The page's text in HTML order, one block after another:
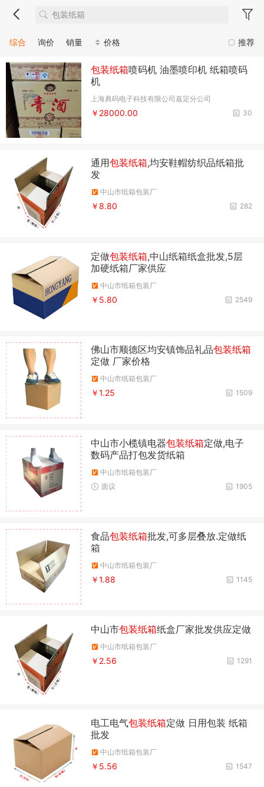
推荐
综合 询价 销量 价格
包装纸箱喷码机 油墨喷印机 纸箱喷码
机
上海典码电子科技有限公司嘉定分公司
30
￥28000.00
通用包装纸箱,均安鞋帽纺织品纸箱批
发
中山市纸箱包装厂
282
￥8.80
定做包装纸箱,中山纸箱纸盒批发,5层
加硬纸箱厂家供应
中山市纸箱包装厂
2549
￥5.80
佛山市顺德区均安镇饰品礼品包装纸箱
定做 厂家价格
中山市纸箱包装厂
1509
￥1.25
中山市小榄镇电器包装纸箱定做,电子
数码产品打包发货纸箱
中山市纸箱包装厂
1905
面议
食品包装纸箱批发,可多层叠放.定做纸
箱
中山市纸箱包装厂
1145
￥1.88
中山市包装纸箱纸盒厂家批发供应定做
中山市纸箱包装厂
1291
￥2.56
电工电气包装纸箱定做 日用包装 纸箱
批发
中山市纸箱包装厂
1547
￥5.56